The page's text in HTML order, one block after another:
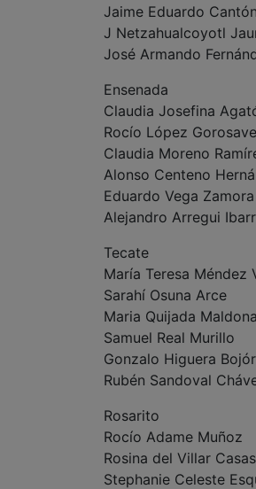
Jaime Eduardo
J Netzahualcoyotl
José Armando
Ensenada
Claudia Josefina
Rocío López Gorosave
Claudia Moreno
Alonso Centeno
Eduardo Vega Zamora
Alejandro Arregui
Tecate
María Teresa Méndez
Sarahí Osuna Arce
Maria Quijada
Samuel Real Murillo
Gonzalo Higuera
Rubén Sandoval
Rosarito
Rocío Adame Muñoz
Rosina del Villar Casas
Stephanie Celeste